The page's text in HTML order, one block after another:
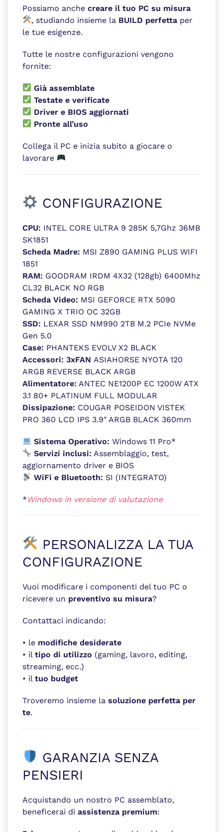
Possiamo anche creare il tuo PC su misura
, studiando insieme la BUILD perfetta per
le tue esigenze.
Tutte le nostre configurazioni vengono
fornite:
Già assemblate
Testate e verificate
Driver e BIOS aggiornati
Pronte all’uso
Collega il PC e inizia subito a giocare o
lavorare
CONFIGURAZIONE
CPU: INTEL CORE ULTRA 9 285K 5,7Ghz 36MB
SK1851
Scheda Madre: MSI Z890 GAMING PLUS WIFI
1851
RAM: GOODRAM IRDM 4X32 (128gb) 6400Mhz
CL32 BLACK NO RGB
Scheda Video: MSI GEFORCE RTX 5090
GAMING X TRIO OC 32GB
SSD: LEXAR SSD NM990 2TB M.2 PCIe NVMe
Gen 5.0
Case: PHANTEKS EVOLV X2 BLACK
Accessori: 3xFAN ASIAHORSE NYOTA 120
ARGB REVERSE BLACK ARGB
Alimentatore: ANTEC NE1200P EC 1200W ATX
3.1 80+ PLATINUM FULL MODULAR
Dissipazione: COUGAR POSEIDON VISTEK
PRO 360 LCD IPS 3.9″ ARGB BLACK 360mm
Sistema Operativo: Windows 11 Pro*
Servizi inclusi: Assemblaggio, test,
aggiornamento driver e BIOS
WiFi e Bluetooth: SI (INTEGRATO)
*Windows in versione di valutazione
PERSONALIZZA LA TUA
CONFIGURAZIONE
Vuoi modificare i componenti del tuo PC o
ricevere un preventivo su misura?
Contattaci indicando:
• le modifiche desiderate
• il tipo di utilizzo (gaming, lavoro, editing,
streaming, ecc.)
• il tuo budget
Troveremo insieme la soluzione perfetta per
te.
GARANZIA SENZA
PENSIERI
Acquistando un nostro PC assemblato,
beneficerai di assistenza premium: